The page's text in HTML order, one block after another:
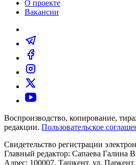
О проекте
Вакансии
Воспроизводство, копирование,
редакции. Пользовательское
Свидетельство регистрации
Главный редактор: Сапаева Галина
Адрес: 100007, Ташкент, ул.